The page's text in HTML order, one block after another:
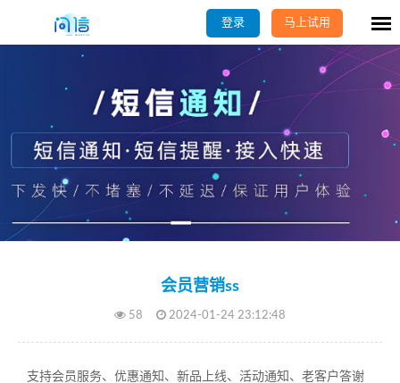
登录 马上试用
会员营销ss
58 2024-01-24 23:12:48
支持会员服务、优惠通知、新品上线、活动通知、老客户答谢